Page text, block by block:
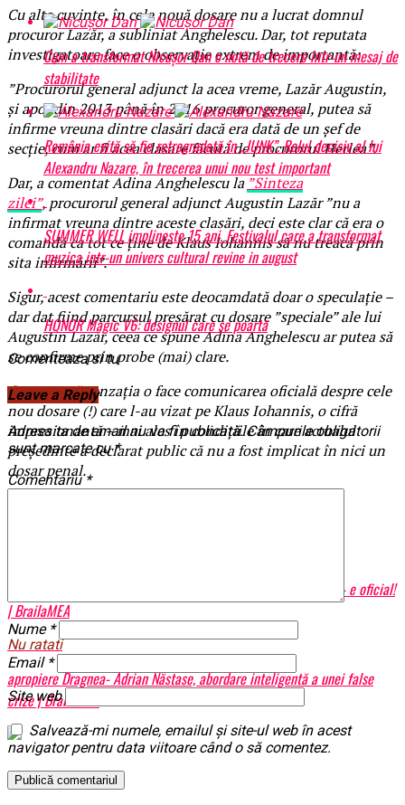
Cu alte cuvinte, în cele nouă dosare nu a lucrat domnul
procuror Lazăr, a subliniat Anghelescu. Dar, tot reputata
investigatoare face o observație extrem de importantă:
”Procurorul general adjunct la acea vreme, Lazăr Augustin,
și apoi din 2013 până în 2016 procuror general, putea să
infirme vreuna dintre clasări dacă era dată de un șef de
secție, cum ar fi acea clasare făcută de procurorul Herlea”.
Dar, a comentat Adina Anghelescu la ”Sinteza
zilei”, procurorul general adjunct Augustin Lazăr ”nu a
infirmat vreuna dintre aceste clasări, deci este clar că era o
comandă ca tot ce ține de Klaus Iohannis să nu treacă prin
sita infirmării”.
Sigur, acest comentariu este deocamdată doar o speculație –
dar dat fiind parcursul presărat cu dosare ”speciale” ale lui
Augustin Lazăr, ceea ce spune Adina Anghelescu ar putea să
se confirme prin probe (mai) clare.
Cert este că senzația o face comunicarea oficială despre cele
nou dosare (!) care l-au vizat pe Klaus Iohannis, o cifră
impresionantă – mai ales în condițiile în care actualul
președinte a declarat public că nu a fost implicat în nici un
dosar penal.
Măsura adoptată de Rovana Plumb va afecta mii de profesori – e oficial!
| BrailaMEA
Nu ratati
apropiere Dragnea- Adrian Năstase, abordare inteligentă a unei false
crize | BrailaMEA
Cum a transformat Nicușor Dan o notă de trecere într-un mesaj de
stabilitate
România evită să fie retrogradată în „JUNK”. Rolul decisiv al lui
Alexandru Nazare, în trecerea unui nou test important
SUMMER WELL implineste 15 ani. Festivalul care a transformat
muzica intr-un univers cultural revine in august
HONOR Magic V6: designul care se poartă
Comenteaza si tu
Leave a Reply
Adresa ta de email nu va fi publicată. Câmpurile obligatorii
sunt marcate cu*
Comentariu*
Nume *
Email *
Site web
Salvează-mi numele, emailul și site-ul web în acest
navigator pentru data viitoare când o să comentez.